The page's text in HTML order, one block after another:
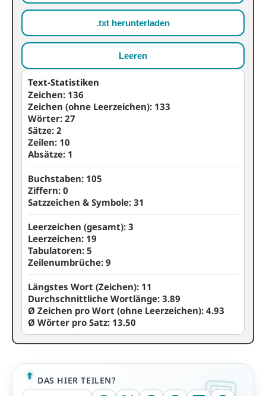
.txt herunterladen
Leeren
Text-Statistiken
Zeichen: 136
Zeichen (ohne Leerzeichen): 133
Wörter: 27
Sätze: 2
Zeilen: 10
Absätze: 1
Buchstaben: 105
Ziffern: 0
Satzzeichen & Symbole: 31
Leerzeichen (gesamt): 3
Leerzeichen: 19
Tabulatoren: 5
Zeilenumbrüche: 9
Längstes Wort (Zeichen): 11
Durchschnittliche Wortlänge: 3.89
Ø Zeichen pro Wort (ohne Leerzeichen): 4.93
Ø Wörter pro Satz: 13.50
DAS HIER TEILEN?